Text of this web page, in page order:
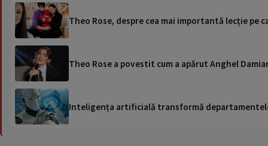
Theo Rose, despre cea mai importantă lecție pe
Theo Rose a povestit cum a apărut Anghel
Inteligența artificială transformă